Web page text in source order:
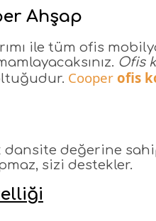
Ahşap
ile tüm ofis
Ofis
Cooper ofis
dansite değerine
sizi destekler.